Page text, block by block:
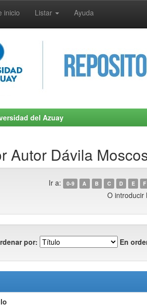
inicio Listar Ayuda
del Azuay
Autor Dávila
Ir a: 0-9 A B C D E F
O introducir
por: En